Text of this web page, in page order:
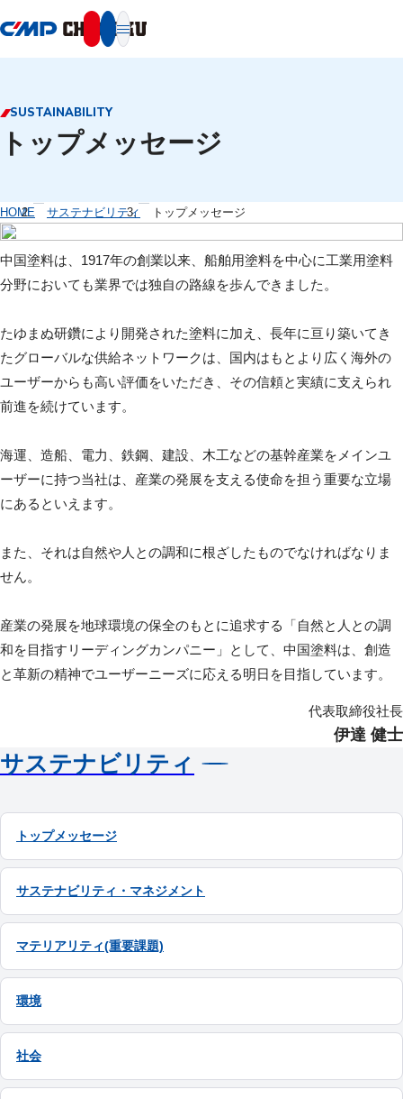
SUSTAINABILITY
トップメッセージ
HOME サステナビリティ トップメッセージ
中国塗料は、1917年の創業以来、船舶用塗料を中心に工業用塗料
分野においても業界では独自の路線を歩んできました。
たゆまぬ研鑽により開発された塗料に加え、長年に亘り築いてき
たグローバルな供給ネットワークは、国内はもとより広く海外の
ユーザーからも高い評価をいただき、その信頼と実績に支えられ
前進を続けています。
海運、造船、電力、鉄鋼、建設、木工などの基幹産業をメインユ
ーザーに持つ当社は、産業の発展を支える使命を担う重要な立場
にあるといえます。
また、それは自然や人との調和に根ざしたものでなければなりま
せん。
産業の発展を地球環境の保全のもとに追求する「自然と人との調
和を目指すリーディングカンパニー」として、中国塗料は、創造
と革新の精神でユーザーニーズに応える明日を目指しています。
代表取締役社長
伊達 健士
サステナビリティ
トップメッセージ
サステナビリティ・マネジメント
マテリアリティ(重要課題)
環境
社会